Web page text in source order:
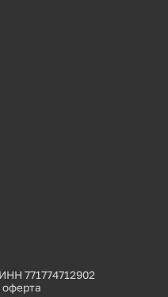
771774712902